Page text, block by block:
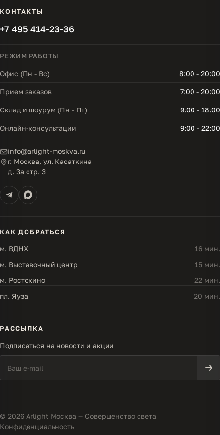
КОНТАКТЫ
+7 495 414-23-36
РЕЖИМ РАБОТЫ
Офис (Пн - Вс) 8:00 - 20:00
Прием заказов 7:00 - 20:00
Склад и шоурум (Пн - Пт) 9:00 - 18:00
Онлайн-консультации 9:00 - 22:00
info@arlight-moskva.ru
г. Москва, ул. Касаткина
д. 3а стр. 3
КАК ДОБРАТЬСЯ
м. ВДНХ
16 мин.
м. Выставочный центр
15 мин.
м. Ростокино
22 мин.
пл. Яуза
20 мин.
РАССЫЛКА
Подписаться на новости и акции
© 2026 Arlight Москва — Совершенство света
Конфиденциальность